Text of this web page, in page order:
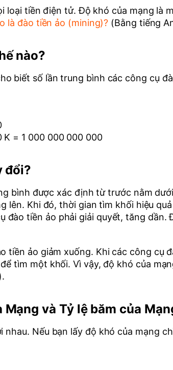
loại tiền điện tử. Độ khó của mạng là
là đào tiền ảo (mining)? (Bằng tiếng
nào?
biết số lần trung bình các công cụ
K = 1 000 000 000 000
đổi?
bình được xác định từ trước nằm
lên. Khi đó, thời gian tìm khối hiệu
đào tiền ảo phải giải quyết, tăng
ảo giảm xuống. Khi các công cụ
tìm một khối. Vì vậy, độ khó của
và Tỷ lệ băm của
Nếu bạn lấy độ khó của mạng